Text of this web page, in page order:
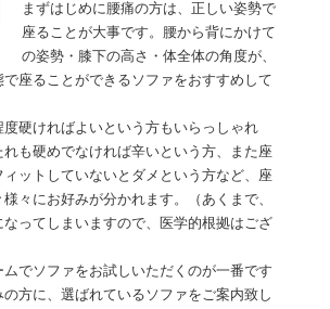
まずはじめに腰痛の方は、正しい姿勢で
座ることが大事です。腰から背にかけて
の姿勢・膝下の高さ・体全体の角度が、
座ることができるソファをおすすめして
度硬ければよいという方もいらっしゃれ
も硬めでなければ辛いという方、また座
ィットしていないとダメという方など、座
々にお好みが分かれます。（あくまで、
なってしまいますので、医学的根拠はござ
でソファをお試しいただくのが一番です
方に、選ばれているソファをご案内致し